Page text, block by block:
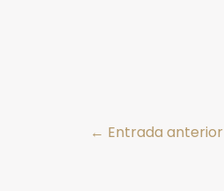
← Entrada anterior